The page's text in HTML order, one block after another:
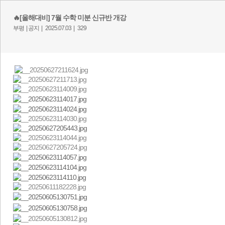
🔥[올해대비] 7월 수학 미분 신규반 개강
부평 | 공지 | 2025.07.03 | 329